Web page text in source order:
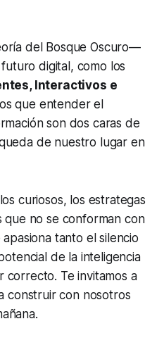
del Bosque Oscuro—
digital, como los
Interactivos e
que entender el
son dos caras de
de nuestro lugar en
curiosos, los estrategas
no se conforman con
tanto el silencio
de la inteligencia
correcto. Te invitamos a
construir con nosotros